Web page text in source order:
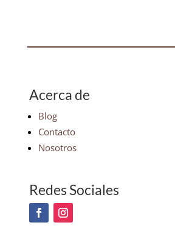
Acerca de
Blog
Contacto
Nosotros
Redes Sociales